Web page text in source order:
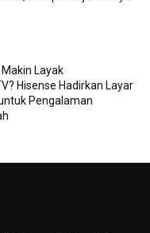
Layak
Hisense Hadirkan Layar
Pengalaman